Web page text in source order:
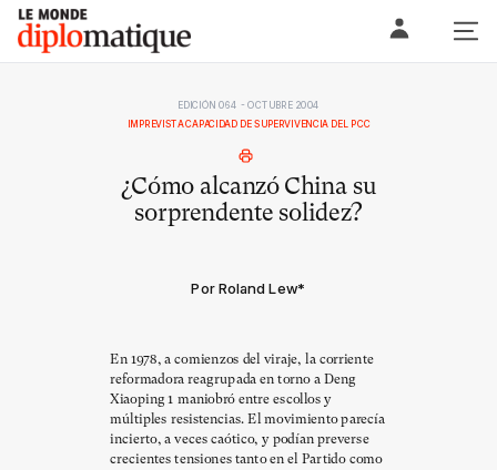
Skip
content
Le monde diplomatique
EDICIÓN 064 - OCTUBRE 2004
IMPREVISTA CAPACIDAD DE SUPERVIVENCIA DEL PCC
¿Cómo alcanzó China su
sorprendente solidez?
Por Roland Lew*
En 1978, a comienzos del viraje, la corriente
reformadora reagrupada en torno a Deng
Xiaoping 1 maniobró entre escollos y
múltiples resistencias. El movimiento parecía
incierto, a veces caótico, y podían preverse
crecientes tensiones tanto en el Partido como